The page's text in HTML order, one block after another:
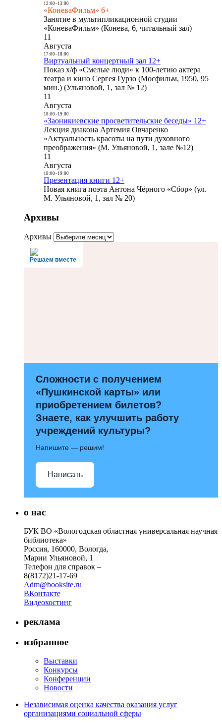
12:00- 13:00
«КоневаФильм» 6+
Занятие в мультипликационной студии
«КоневаФильм» (Конева, 6, читальный зал)
11
Августа
17:00- 18:00
Виртуальный концертный зал 12+
Показ х/ф «Смелые люди» к 100-летию актера
театра и кино Сергея Гурзо (Мосфильм, 1950, 95
мин.) (Ульяновой, 1, зал № 12)
11
Августа
18:00- 19:00
«Заоникиевские просветительские беседы» 12+
Лекция диакона Артемия Овчаренко
«Актуальность красоты на пути духовного
преображения» (М. Ульяновой, 1, зале №12)
11
Августа
18:00- 19:00
Презентация книги 12+
Новая книга поэта Антона Чёрного «Сбор» (ул.
М. Ульяновой, 1, зал № 20)
Архивы
Архивы
Решаем вместе
Сложности с получением
«Пушкинской карты» или
приобретением билетов?
Знаете, как улучшить работу
учреждений культуры?
Напишите — решим!
Написать
о нас
БУК ВО «Вологодская областная универсальная научная
библиотека»
Россия, 160000, Вологда,
Марии Ульяновой, 1
Телефон для справок –
8(8172)21-17-69
Adm@booksite.ru
ВКонтакте
Видеохостинг
реклама
избранное
Выставки
Конкурсы
Конференции
Новости
Независимая оценка качества оказания услуг
организациями социальной сферы